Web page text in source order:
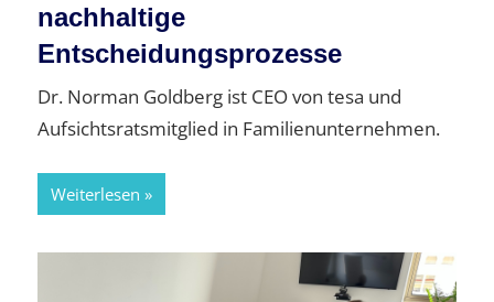
nachhaltige
Entscheidungsprozesse
Dr. Norman Goldberg ist CEO von tesa und
Aufsichtsratsmitglied in Familienunternehmen.
Weiterlesen